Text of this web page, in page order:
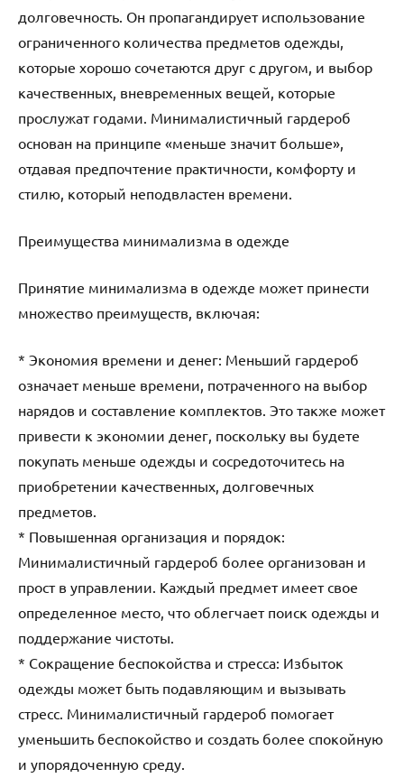
долговечность. Он пропагандирует использование
ограниченного количества предметов одежды,
которые хорошо сочетаются друг с другом, и выбор
качественных, вневременных вещей, которые
прослужат годами. Минималистичный гардероб
основан на принципе «меньше значит больше»,
отдавая предпочтение практичности, комфорту и
стилю, который неподвластен времени.
Преимущества минимализма в одежде
Принятие минимализма в одежде может принести
множество преимуществ, включая:
* Экономия времени и денег: Меньший гардероб
означает меньше времени, потраченного на выбор
нарядов и составление комплектов. Это также может
привести к экономии денег, поскольку вы будете
покупать меньше одежды и сосредоточитесь на
приобретении качественных, долговечных
предметов.
* Повышенная организация и порядок:
Минималистичный гардероб более организован и
прост в управлении. Каждый предмет имеет свое
определенное место, что облегчает поиск одежды и
поддержание чистоты.
* Сокращение беспокойства и стресса: Избыток
одежды может быть подавляющим и вызывать
стресс. Минималистичный гардероб помогает
уменьшить беспокойство и создать более спокойную
и упорядоченную среду.